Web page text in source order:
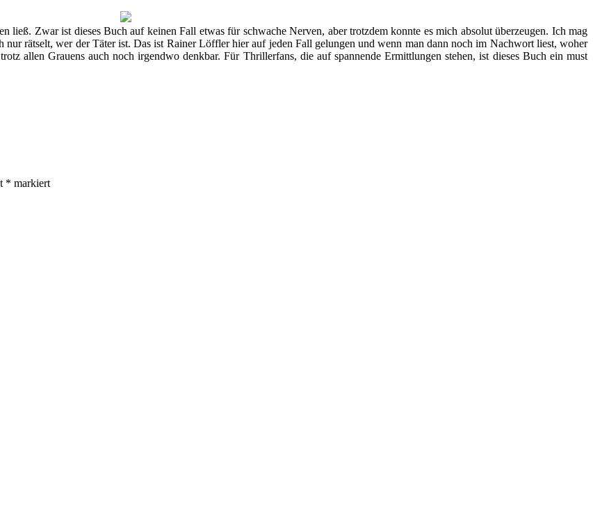
Zwar ist dieses Buch auf keinen Fall etwas für schwache Nerven, aber trotzdem konnte es mich absolut überzeugen. Ich mag
nur rätselt, wer der Täter ist. Das ist Rainer Löffler hier auf jeden Fall gelungen und wenn man dann noch im Nachwort liest, woher
allen Grauens auch noch irgendwo denkbar. Für Thrillerfans, die auf spannende Ermittlungen stehen, ist dieses Buch ein must
* markiert